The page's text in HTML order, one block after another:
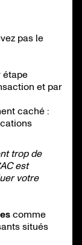
pas le
étape
et par
caché :
trop de
est
votre
comme
situés